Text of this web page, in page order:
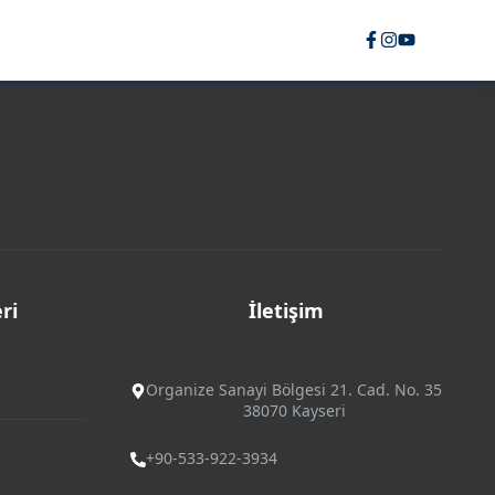
İletişim
Organize Sanayi Bölgesi 21. Cad. No. 35
38070 Kayseri
+90-533-922-3934